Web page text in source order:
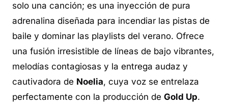
solo una canción; es una inyección de pura
adrenalina diseñada para incendiar las pistas de
baile y dominar las playlists del verano. Ofrece
una fusión irresistible de líneas de bajo vibrantes,
melodías contagiosas y la entrega audaz y
cautivadora de Noelia, cuya voz se entrelaza
perfectamente con la producción de Gold Up.